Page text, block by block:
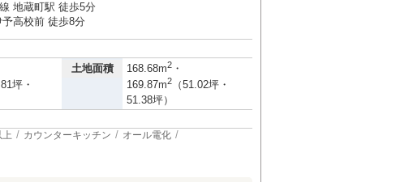
地蔵町駅 徒歩5分
高校前 徒歩8分
坪・
土地面積 168.68m2 ・
169.87m2
（51.02坪・
51.38坪）
上 カウンターキッチン
オール電化